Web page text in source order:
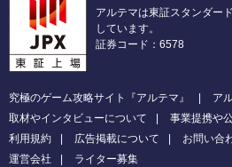
アルテマは東証スタンダー
しています。
証券コード：6578
究極のゲーム攻略サイト『アルテマ』
ア
取材やインタビューについて
事業提携や
利用規約
広告掲載について お問い合
運営会社
ライター募集